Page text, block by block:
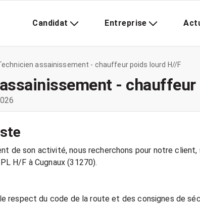
Candidat Entreprise
assainissement - chauffeur poids lourd H//F
- chauffeur
de son activité, nous recherchons pour notre client,
H/F à Cugnaux (31270).
respect du code de la route et des consignes de